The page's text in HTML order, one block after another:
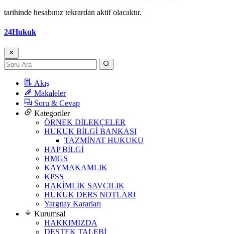
tarihinde hesabınız tekrardan aktif olacaktır.
24Hukuk
Akış
Makaleler
Soru & Cevap
Kategoriler
ÖRNEK DİLEKÇELER
HUKUK BİLGİ BANKASI
TAZMİNAT HUKUKU
HAP BİLGİ
HMGS
KAYMAKAMLIK
KPSS
HAKİMLİK SAVCILIK
HUKUK DERS NOTLARI
Yargıtay Kararları
Kurumsal
HAKKIMIZDA
DESTEK TALEBİ